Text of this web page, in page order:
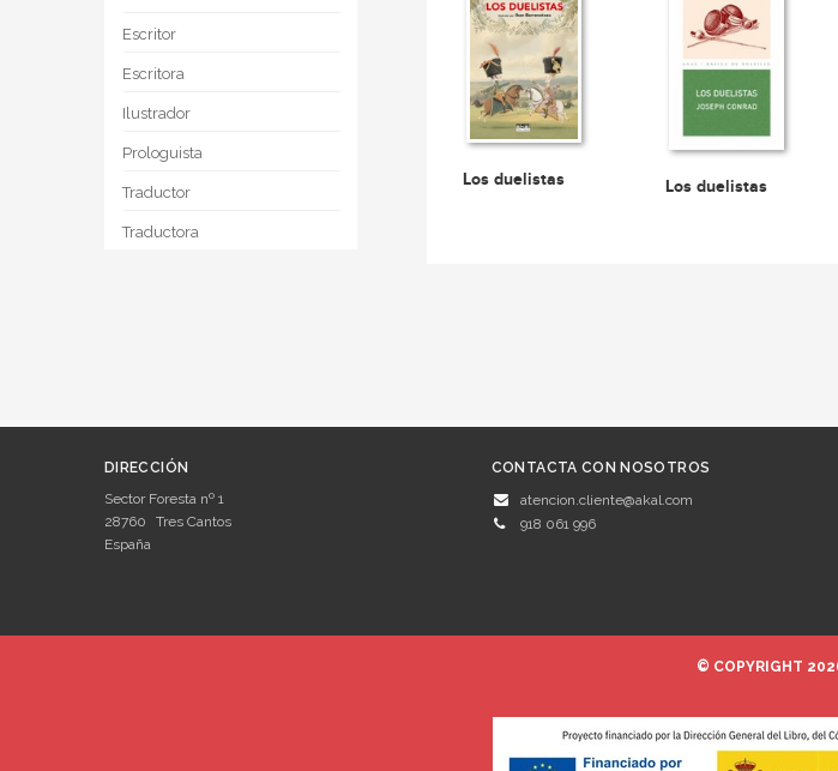
Escritor
Escritora
Ilustrador
Prologuista
Traductor
Traductora
Los duelistas Los duelistas
DIRECCIÓN
Sector Foresta nº 1
28760
Tres Cantos
España
CONTACTA CON NOSOTROS
atencion.cliente@akal.com
918 061 996
© COPYRIGHT